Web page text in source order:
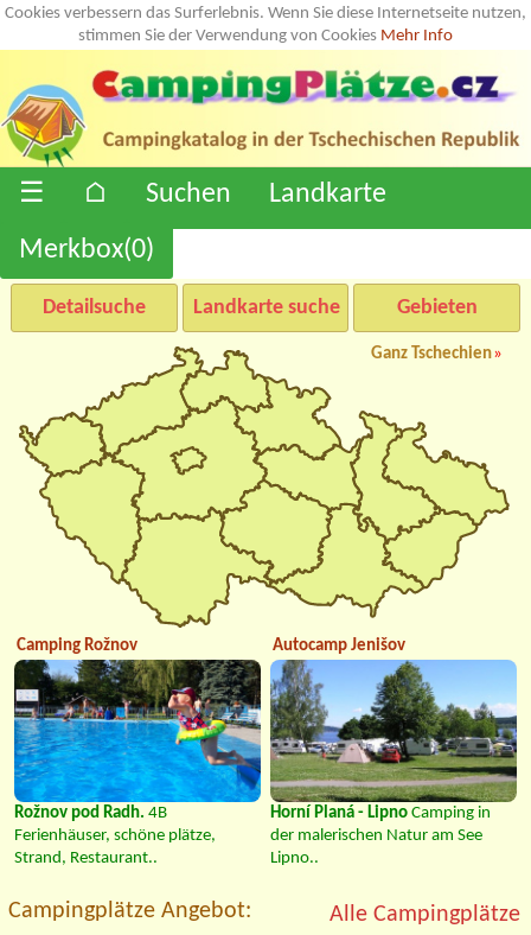
Cookies verbessern das Surferlebnis. Wenn Sie diese Internetseite nutzen,
stimmen Sie der Verwendung von Cookies Mehr Info
☰ ⌂ Suchen
Landkarte
Merkbox(0)
Detailsuche Landkarte suche Gebieten
Ganz Tschechien»
Camping Rožnov
Rožnov pod Radh. 4B
Ferienhäuser, schöne plätze,
Strand, Restaurant..
Autocamp Jenišov
Horní Planá - Lipno Camping in
der malerischen Natur am See
Lipno..
Campingplätze Angebot: Alle Campingplätze